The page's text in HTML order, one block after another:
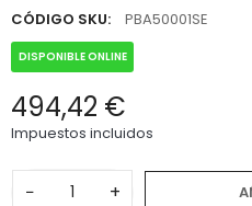
CÓDIGO SKU: PBA50001SE
DISPONIBLE ONLINE
494,42 €
Impuestos incluidos
− +